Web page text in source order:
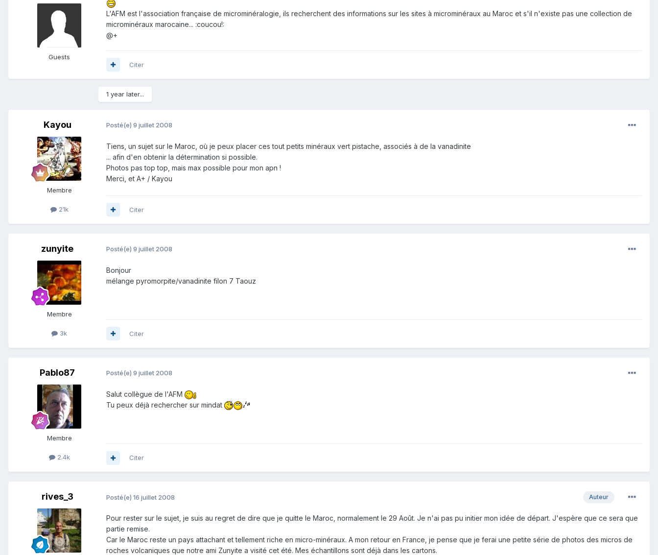
Guests
L'AFM est l'association française de microminéralogie, ils recherchent des informations sur les sites à microminéraux au Maroc et s'il n'existe pas une collection de
microminéraux marocaine... :coucou!:
@+
Citer
1 year later...
Kayou
Membre
21k
Posté(e) 9 juillet 2008
Tiens, un sujet sur le Maroc, où je peux placer ces tout petits minéraux vert pistache, associés à de la vanadinite
... afin d'en obtenir la détermination si possible.
Photos pas top top, mais max possible pour mon apn !
Merci, et A+ / Kayou
Citer
zunyite
Membre
3k
Posté(e) 9 juillet 2008
Bonjour
mélange pyromorpite/vanadinite filon 7 Taouz
Citer
Pablo87
Membre
2.4k
Posté(e) 9 juillet 2008
Salut collègue de l'AFM
Tu peux déjà rechercher sur mindat
Citer
rives_3 Auteur
Posté(e) 16 juillet 2008
Pour rester sur le sujet, je suis au regret de dire que je quitte le Maroc, normalement le 29 Août. Je n'ai pas pu initier mon idée de départ. J'espère que ce sera que
partie remise.
Car le Maroc reste un pays attachant et tellement riche en micro-minéraux. A mon retour en France, je pense que je ferai une petite série de photos des micros de
roches volcaniques que notre ami Zunyite a visité cet été. Mes échantillons sont déjà dans les cartons.